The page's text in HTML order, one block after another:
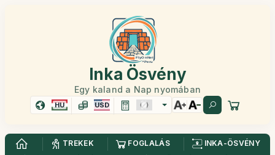
Inka Ösvény
Egy kaland a Nap nyomában
HU USD
TREKEK FOGLALÁS
INKA-ÖSVÉNY